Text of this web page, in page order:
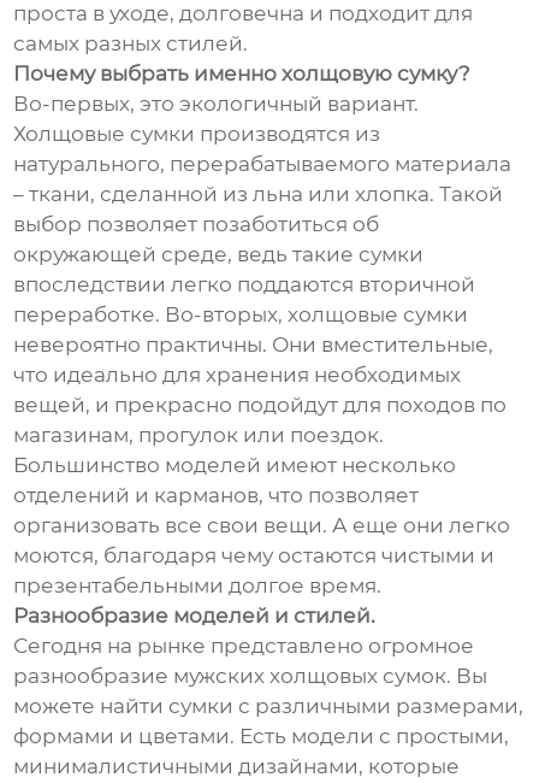
проста в уходе, долговечна и подходит для
самых разных стилей.
Почему выбрать именно холщовую сумку?
Во-первых, это экологичный вариант.
Холщовые сумки производятся из
натурального, перерабатываемого материала
– ткани, сделанной из льна или хлопка. Такой
выбор позволяет позаботиться об
окружающей среде, ведь такие сумки
впоследствии легко поддаются вторичной
переработке. Во-вторых, холщовые сумки
невероятно практичны. Они вместительные,
что идеально для хранения необходимых
вещей, и прекрасно подойдут для походов по
магазинам, прогулок или поездок.
Большинство моделей имеют несколько
отделений и карманов, что позволяет
организовать все свои вещи. А еще они легко
моются, благодаря чему остаются чистыми и
презентабельными долгое время.
Разнообразие моделей и стилей.
Сегодня на рынке представлено огромное
разнообразие мужских холщовых сумок. Вы
можете найти сумки с различными размерами,
формами и цветами. Есть модели с простыми,
минималистичными дизайнами, которые